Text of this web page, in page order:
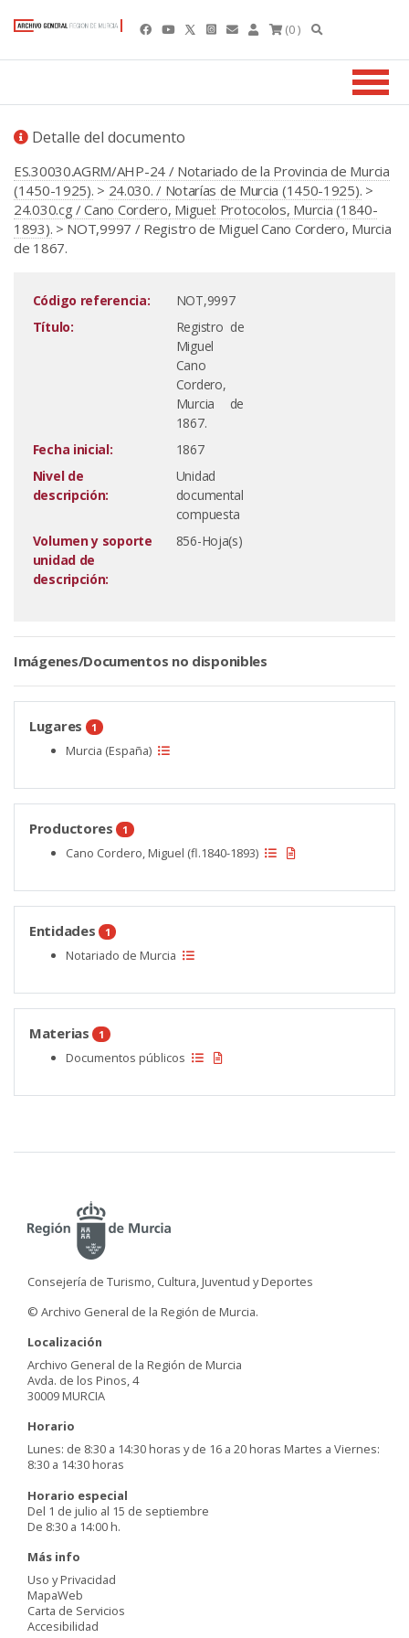
(0 )
Detalle del documento
ES.30030.AGRM/AHP-24 / Notariado de la Provincia de Murcia
(1450-1925). > 24.030. / Notarías de Murcia (1450-1925). >
24.030.cg / Cano Cordero, Miguel: Protocolos, Murcia (1840-
1893). > NOT,9997 / Registro de Miguel Cano Cordero, Murcia
de 1867.
Código referencia:
NOT,9997
Título:
Registro de
Miguel
Cano
Cordero,
Murcia de
1867.
Fecha inicial:
1867
Nivel de
descripción:
Unidad
documental
compuesta
Volumen y soporte
unidad de
descripción:
856-Hoja(s)
Imágenes/Documentos no disponibles
Lugares 1
Murcia (España)
Productores 1
Cano Cordero, Miguel (fl.1840-1893)
Entidades 1
Notariado de Murcia
Materias 1
Documentos públicos
Consejería de Turismo, Cultura, Juventud y Deportes
© Archivo General de la Región de Murcia.
Localización
Archivo General de la Región de Murcia
Avda. de los Pinos, 4
30009 MURCIA
Horario
Lunes: de 8:30 a 14:30 horas y de 16 a 20 horas Martes a Viernes:
8:30 a 14:30 horas
Horario especial
Del 1 de julio al 15 de septiembre
De 8:30 a 14:00 h.
Más info
Uso y Privacidad
MapaWeb
Carta de Servicios
Accesibilidad